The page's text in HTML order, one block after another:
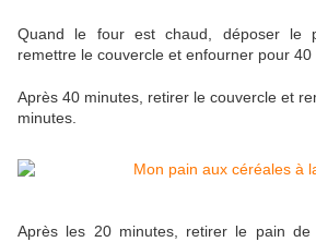
Quand le four est chaud, déposer le
remettre le couvercle et enfourner pour 40
Après 40 minutes, retirer le couvercle et
minutes.
Après les 20 minutes, retirer le pain